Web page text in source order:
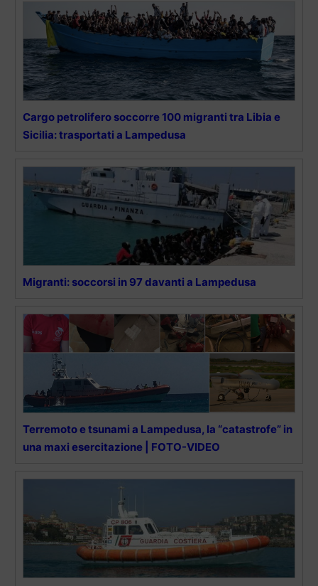
Cargo petrolifero soccorre 100 migranti tra Libia e
Sicilia: trasportati a Lampedusa
Migranti: soccorsi in 97 davanti a Lampedusa
Terremoto e tsunami a Lampedusa, la “catastrofe” in
una maxi esercitazione | FOTO-VIDEO